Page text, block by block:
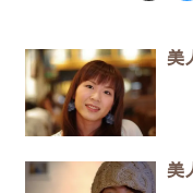
美
美